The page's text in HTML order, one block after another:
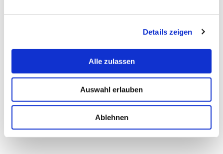
Details zeigen
Alle zulassen
Auswahl erlauben
Ablehnen